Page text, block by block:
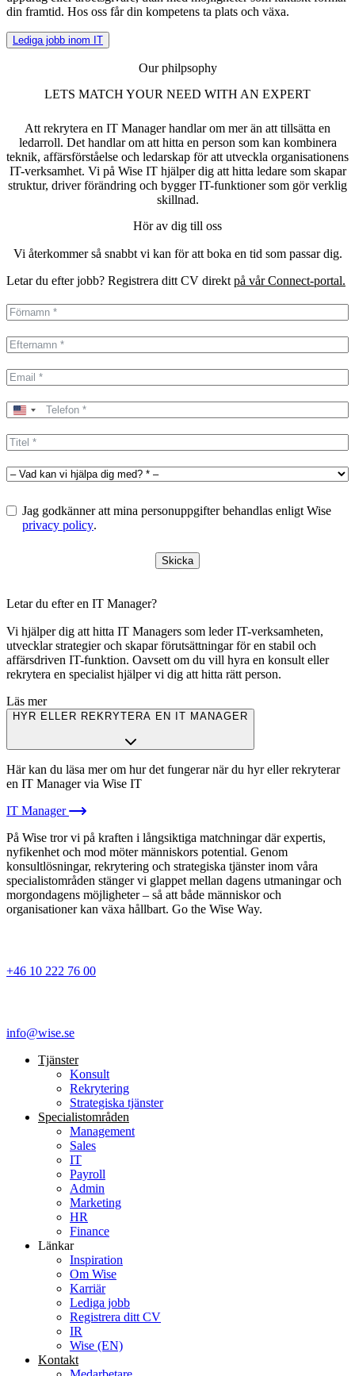
din framtid. Hos oss får din kompetens ta plats och växa.
Lediga jobb inom IT
Our philpsophy
LETS MATCH YOUR NEED WITH AN EXPERT
Att rekrytera en IT Manager handlar om mer än att tillsätta en
ledarroll. Det handlar om att hitta en person som kan kombinera
teknik, affärsförståelse och ledarskap för att utveckla organisationens
IT-verksamhet. Vi på Wise IT hjälper dig att hitta ledare som skapar
struktur, driver förändring och bygger IT-funktioner som gör verklig
skillnad.
Hör av dig till oss
Vi återkommer så snabbt vi kan för att boka en tid som passar dig.
Letar du efter jobb? Registrera ditt CV direkt på vår Connect-portal.
United
+1
Jag godkänner att mina personuppgifter behandlas enligt Wise
privacy policy.
Skicka
Letar du efter en IT Manager?
Vi hjälper dig att hitta IT Managers som leder IT-verksamheten,
utvecklar strategier och skapar förutsättningar för en stabil och
affärsdriven IT-funktion. Oavsett om du vill hyra en konsult eller
rekrytera en specialist hjälper vi dig att hitta rätt person.
Läs mer
HYR ELLER REKRYTERA EN IT MANAGER
Här kan du läsa mer om hur det fungerar när du hyr eller rekryterar
en IT Manager via Wise IT
IT Manager
På Wise tror vi på kraften i långsiktiga matchningar där expertis,
nyfikenhet och mod möter människors potential. Genom
konsultlösningar, rekrytering och strategiska tjänster inom våra
specialistområden stänger vi glappet mellan dagens utmaningar och
morgondagens möjligheter – så att både människor och
organisationer kan växa hållbart. Go the Wise Way.
+46 10 222 76 00
info@wise.se
Tjänster
Konsult
Rekrytering
Strategiska tjänster
Specialist­områden
Management
Sales
IT
Payroll
Admin
Marketing
HR
Finance
Länkar
Inspiration
Om Wise
Karriär
Lediga jobb
Registrera ditt CV
IR
Wise (EN)
Kontakt